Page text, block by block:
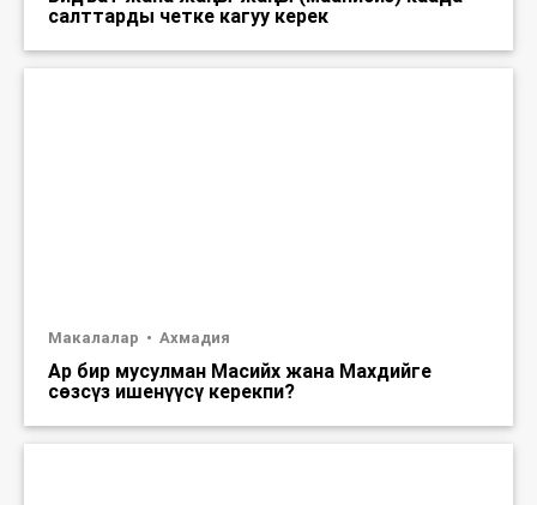
салттарды четке кагуу керек
Макалалар Ахмадия
Ар бир мусулман Масийх жана Махдийге
сөзсүз ишенүүсү керекпи?